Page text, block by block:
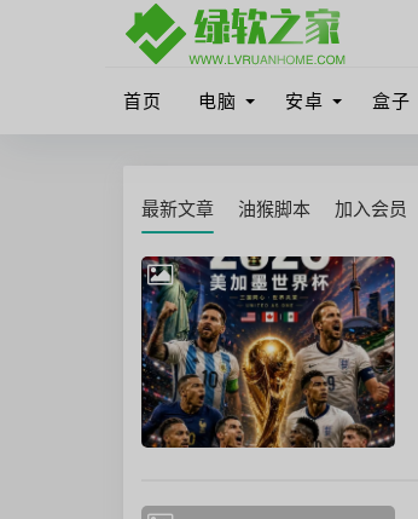
首页 电脑 安卓 盒子
最新文章 油猴脚本 加入会员